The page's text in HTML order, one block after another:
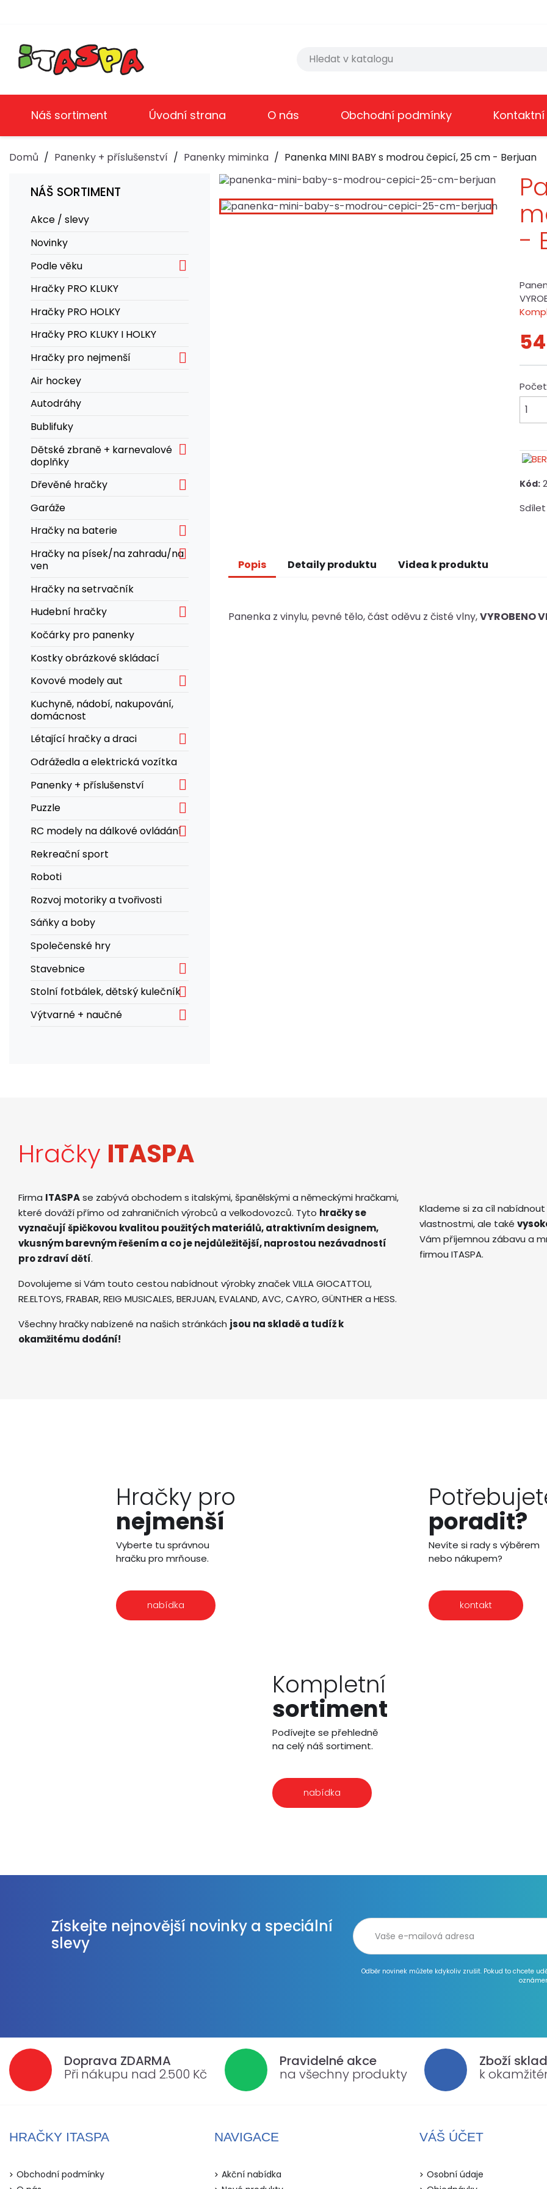
Náš sortiment Úvodní strana O nás Obchodní podmínky
Domů Panenky + příslušenství Panenky miminka Panenka MINI BABY s modrou čepicí, 25 cm - Berjuan
NÁŠ SORTIMENT
Akce / slevy
Novinky
Podle věku

Hračky PRO KLUKY
Hračky PRO HOLKY
Hračky PRO KLUKY I HOLKY
Hračky pro nejmenší

Air hockey
Autodráhy
Bublifuky
Dětské zbraně + karnevalové
doplňky

Dřevěné hračky 
Garáže
Hračky na baterie

Hračky na písek/na zahradu/na
ven

Hračky na setrvačník
Hudební hračky

Kočárky pro panenky
Kostky obrázkové skládací
Kovové modely aut

Kuchyně, nádobí, nakupování,
domácnost
Létající hračky a draci

Odrážedla a elektrická vozítka
Panenky + příslušenství

Puzzle 
RC modely na dálkové ovládání
Rekreační sport
Roboti
Rozvoj motoriky a tvořivosti
Sáňky a boby
Společenské hry
Stavebnice

Stolní fotbálek, dětský kulečník
Výtvarné + naučné 
-
Počet
Kód:
Sdílet
Popis Detaily produktu Videa k produktu
Panenka z vinylu, pevné tělo, část oděvu z čisté vlny,VYROBENO
Hračky ITASPA
Firma ITASPAse zabývá obchodem s italskými, španělskými a německými hračkami,
které dováží přímo od zahraničních výrobců a velkodovozců. Tyto hračky se
vyznačují špičkovou kvalitou použitých materiálů, atraktivním designem,
vkusným barevným řešením a co je nejdůležitější, naprostou nezávadností
pro zdraví dětí.
Dovolujeme si Vám touto cestou nabídnout výrobky značek VILLA GIOCATTOLI,
RE.ELTOYS, FRABAR, REIG MUSICALES, BERJUAN, EVALAND, AVC, CAYRO, GÜNTHER a HESS.
Všechny hračky nabízené na našich stránkách jsou na skladě a tudíž k
okamžitému dodání!
Klademe si za cíl
vlastnostmi, ale také
Vám příjemnou zábavu a
firmou ITASPA.
Hračky pro
nejmenší
Vyberte tu správnou
hračku pro mrňouse.
nabídka
poradit?
Nevíte si rady s výběrem
nebo nákupem?
kontakt
Kompletní
sortiment
Podívejte se přehledně
na celý náš sortiment.
nabídka
Získejte nejnovější novinky a speciální
slevy
Odběr novinek můžete kdykoliv zrušit. Pokud to chcete
Doprava ZDARMA
Při nákupu nad 2.500 Kč
Pravidelné akce
na všechny produkty
Zboží
k
HRAČKY ITASPA
Obchodní podmínky
NAVIGACE
Akční nabídka
VÁŠ ÚČET
Osobní údaje